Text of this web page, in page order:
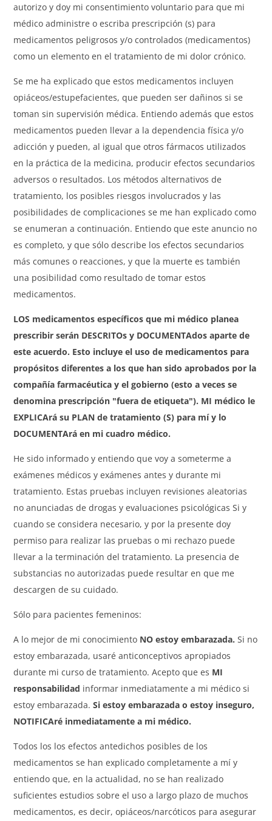
autorizo y doy mi consentimiento voluntario para que mi
médico administre o escriba prescripción (s) para
medicamentos peligrosos y/o controlados (medicamentos)
como un elemento en el tratamiento de mi dolor crónico.
Se me ha explicado que estos medicamentos incluyen
opiáceos/estupefacientes, que pueden ser dañinos si se
toman sin supervisión médica. Entiendo además que estos
medicamentos pueden llevar a la dependencia física y/o
adicción y pueden, al igual que otros fármacos utilizados
en la práctica de la medicina, producir efectos secundarios
adversos o resultados. Los métodos alternativos de
tratamiento, los posibles riesgos involucrados y las
posibilidades de complicaciones se me han explicado como
se enumeran a continuación. Entiendo que este anuncio no
es completo, y que sólo describe los efectos secundarios
más comunes o reacciones, y que la muerte es también
una posibilidad como resultado de tomar estos
medicamentos.
LOS medicamentos específicos que mi médico planea
prescribir serán DESCRITOs y DOCUMENTAdos aparte de
este acuerdo. Esto incluye el uso de medicamentos para
propósitos diferentes a los que han sido aprobados por la
compañía farmacéutica y el gobierno (esto a veces se
denomina prescripción "fuera de etiqueta"). MI médico le
EXPLICArá su PLAN de tratamiento (S) para mí y lo
DOCUMENTArá en mi cuadro médico.
He sido informado y entiendo que voy a someterme a
exámenes médicos y exámenes antes y durante mi
tratamiento. Estas pruebas incluyen revisiones aleatorias
no anunciadas de drogas y evaluaciones psicológicas Si y
cuando se considera necesario, y por la presente doy
permiso para realizar las pruebas o mi rechazo puede
llevar a la terminación del tratamiento. La presencia de
substancias no autorizadas puede resultar en que me
descargen de su cuidado.
Sólo para pacientes femeninos:
A lo mejor de mi conocimiento NO estoy embarazada. Si no
estoy embarazada, usaré anticonceptivos apropiados
durante mi curso de tratamiento. Acepto que es MI
responsabilidad informar inmediatamente a mi médico si
estoy embarazada.Si estoy embarazada o estoy inseguro,
NOTIFICAré inmediatamente a mi médico.
Todos los los efectos antedichos posibles de los
medicamentos se han explicado completamente a mí y
entiendo que, en la actualidad, no se han realizado
suficientes estudios sobre el uso a largo plazo de muchos
medicamentos, es decir, opiáceos/narcóticos para asegurar